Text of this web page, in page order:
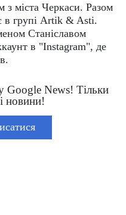
з міста Черкаси. Разом
в групі Artik & Asti.
Станіславом
в "Instagram", де
Google News! Тільки
новини!